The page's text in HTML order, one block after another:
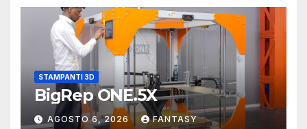
STAMPANTI 3D
BigRep ONE.5X
AGOSTO 6, 2026 FANTASY